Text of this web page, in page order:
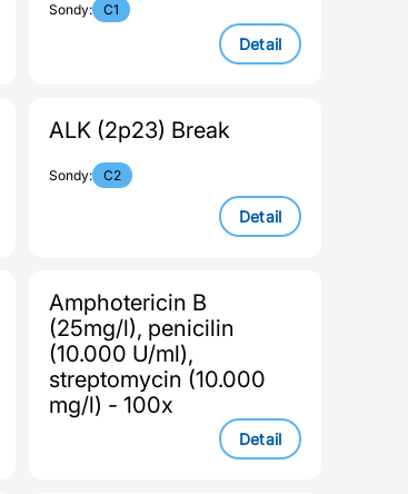
Sondy: C1
Detail
ALK (2p23) Break
Sondy: C2
Detail
Amphotericin B
(25mg/l), penicilin
(10.000 U/ml),
streptomycin (10.000
mg/l) - 100x
Detail